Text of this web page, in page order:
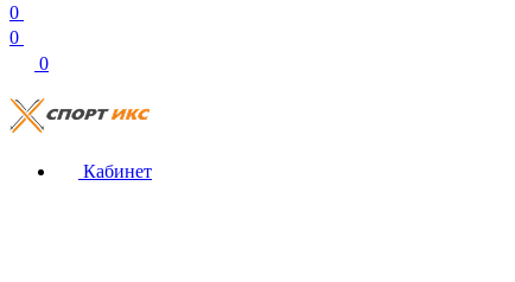
0
0
0
Кабинет